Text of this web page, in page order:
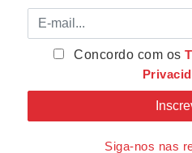
E-mail
Concordo com os
Siga-nos nas